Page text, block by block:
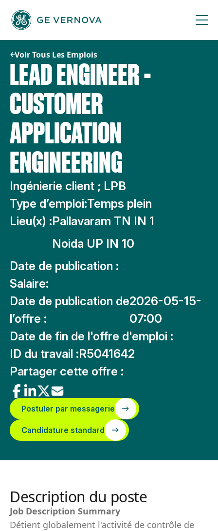
contenu
Voir Tous Les Emplois
LEAD ENGINEER -
CUSTOMER
APPLICATION
ENGINEERING
Ingénierie client ; LPB
Type d’emploi:Temps plein
Lieu(x) :Pallavaram TN IN 1
Noida UP IN 10
Date de publication :
Salaire:
Date de publication de
l’offre :
2026-05-15-
07:00
Date de fin de l'offre d'emploi :
ID du travail :R5041642
Partager cette offre :
Postuler par messagerie
Candidature standard
Description du poste
Job Description Summary
Détient globalement l'activité de contrôle de